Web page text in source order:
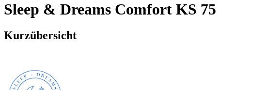
Sleep & Dreams Comfort KS 75
Kurzübersicht